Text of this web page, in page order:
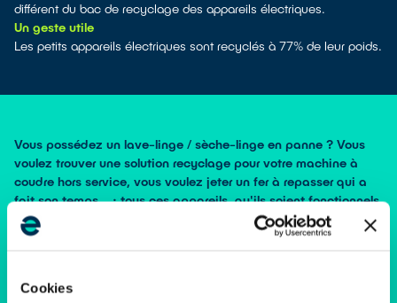
Cookies
différent du bac de recyclage des appareils électriques.
Un geste utile
Les petits appareils électriques sont recyclés à 77% de leur poids.
Vous possédez un lave-linge / sèche-linge en panne ? Vous
voulez trouver une solution recyclage pour votre machine à
coudre hors service, vous voulez jeter un fer à repasser qui a
fait son temps... : tous ces appareils, qu'ils soient fonctionnels
ou non, réparables ou non, même vieux, peuvent avoir une
nouvelle vie.
votre appareil, c’est prolonger sa durée de vie tout en faisant un